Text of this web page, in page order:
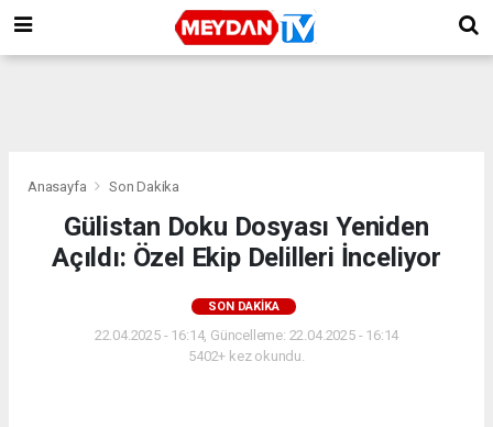
Anasayfa Son Dakika
Gülistan Doku Dosyası Yeniden
Açıldı: Özel Ekip Delilleri İnceliyor
SON DAKIKA
22.04.2025 - 16:14, Güncelleme: 22.04.2025 - 16:14
5402+ kez okundu.